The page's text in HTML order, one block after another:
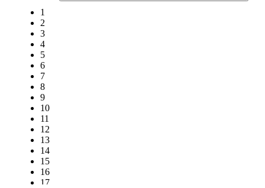
1
2
3
4
5
6
7
8
9
10
11
12
13
14
15
16
17